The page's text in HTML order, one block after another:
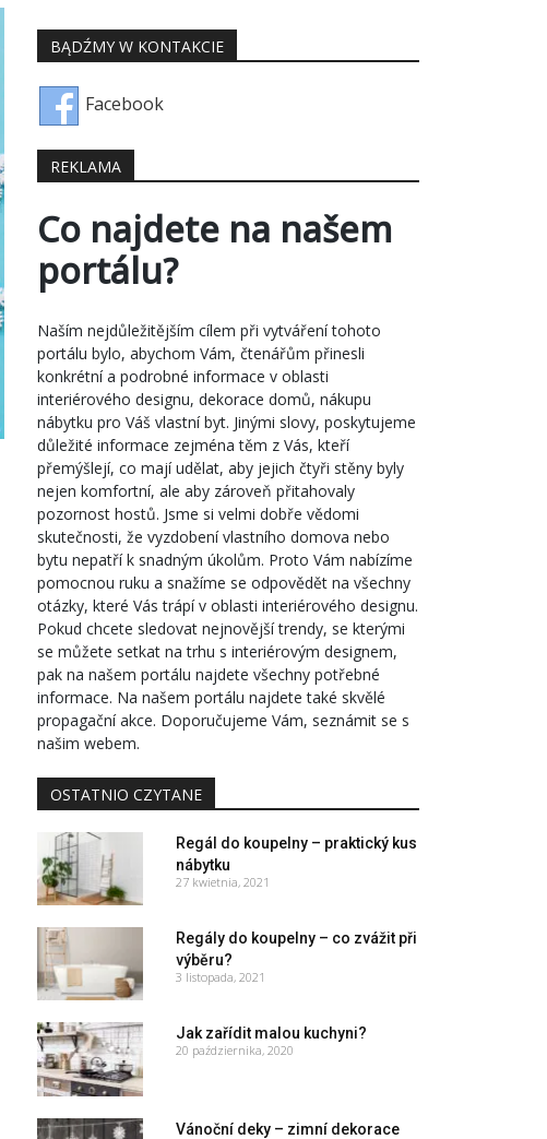
BĄDŹMY W KONTAKCIE
Facebook
REKLAMA
Co najdete na našem
portálu?
Naším nejdůležitějším cílem při vytváření tohoto
portálu bylo, abychom Vám, čtenářům přinesli
konkrétní a podrobné informace v oblasti
interiérového designu, dekorace domů, nákupu
nábytku pro Váš vlastní byt. Jinými slovy, poskytujeme
důležité informace zejména těm z Vás, kteří
přemýšlejí, co mají udělat, aby jejich čtyři stěny byly
nejen komfortní, ale aby zároveň přitahovaly
pozornost hostů. Jsme si velmi dobře vědomi
skutečnosti, že vyzdobení vlastního domova nebo
bytu nepatří k snadným úkolům. Proto Vám nabízíme
pomocnou ruku a snažíme se odpovědět na všechny
otázky, které Vás trápí v oblasti interiérového designu.
Pokud chcete sledovat nejnovější trendy, se kterými
se můžete setkat na trhu s interiérovým designem,
pak na našem portálu najdete všechny potřebné
informace. Na našem portálu najdete také skvělé
propagační akce. Doporučujeme Vám, seznámit se s
našim webem.
OSTATNIO CZYTANE
Regál do koupelny – praktický kus
nábytku
27 kwietnia, 2021
Regály do koupelny – co zvážit při
výběru?
3 listopada, 2021
Jak zařídit malou kuchyni?
20 października, 2020
Vánoční deky – zimní dekorace